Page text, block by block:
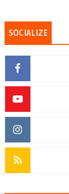
SOCIALIZE